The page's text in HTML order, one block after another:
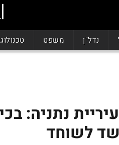
נדל"ן משפט
לשוחד